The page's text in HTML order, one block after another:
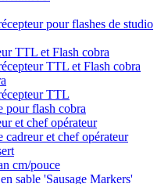
pour flashes de studio
TTL et Flash cobra
TTL et Flash cobra
TTL
pour flash cobra
et chef opérateur
cadreur et chef opérateur
cm/pouce
sable 'Sausage Markers'